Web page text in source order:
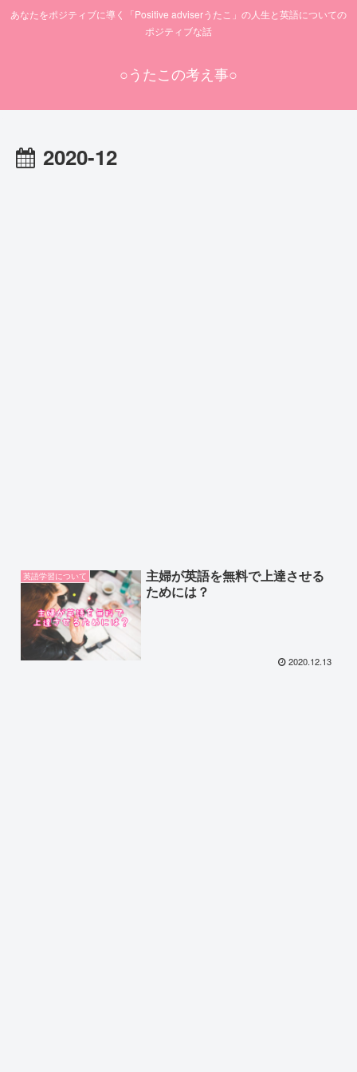
あなたをポジティブに導く「Positive adviserうたこ」の人生と英語についての
ポジティブな話
○うたこの考え事○
2020-12
英語学習について
主婦が英語を無料で上達させる
ためには？
2020.12.13